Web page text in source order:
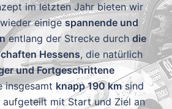
im letzten Jahr bieten wir
einigespannende und
entlang der Strecke durch die
Hessens, die natürlich
und Fortgeschrittene
insgesamt knapp 190 kmsind
mit Start und Ziel an